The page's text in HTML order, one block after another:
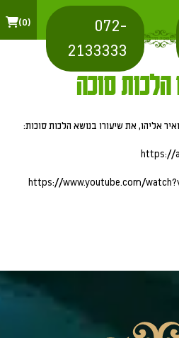
072-
2133333
0
סוכה
אליהו, את שיעורו בנושא הלכות סוכות:
https://